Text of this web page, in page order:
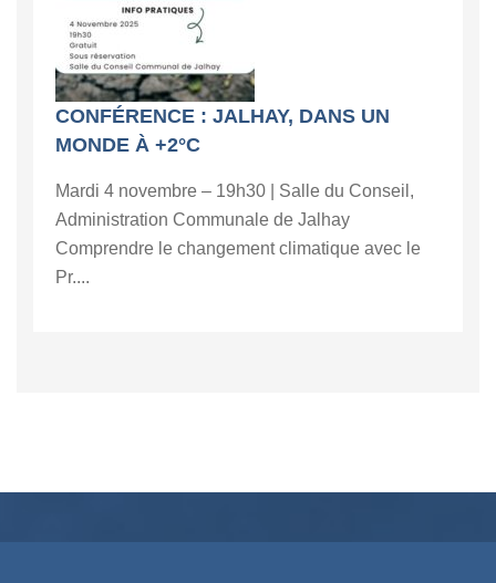
CONFÉRENCE : JALHAY, DANS UN
MONDE À +2°C
Mardi 4 novembre – 19h30 | Salle du Conseil,
Administration Communale de Jalhay
Comprendre le changement climatique avec le
Pr....